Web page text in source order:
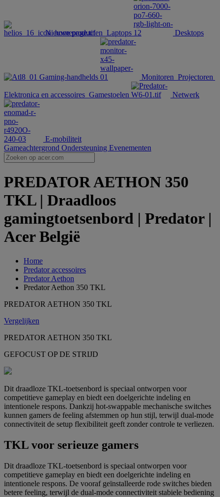
Nieuwe producten Laptops Desktops
Gaming-handhelds Monitoren Projectoren
Elektronica en accessoires Gamestoelen Netwerk
E-mobiliteit
Gameachtergrond Ondersteuning Evenementen
PREDATOR AETHON 350
TKL | Draadloos
gamingtoetsenbord | Predator |
Acer België
Home
Predator accessoires
Predator Aethon
Predator Aethon 350 TKL
PREDATOR AETHON 350 TKL
Vergelijken
PREDATOR AETHON 350 TKL
GEFOCUST OP DE STRIJD
Dit draadloze TKL-toetsenbord is speciaal ontworpen voor
competitieve gameplay en biedt een doelgerichte indeling en
intentionele respons. Dankzij hot-swappable mechanische switches
kunnen gamers de feeling afstemmen op hun stijl, terwijl dual-mode
connectiviteit de setup flexibiliteit geeft zonder controle te verliezen.
TKL voor serieuze gamers
Dit draadloze TKL-toetsenbord is speciaal ontworpen voor
competitieve gameplay en biedt een doelgerichte indeling en
intentionele respons. De vooraf geïnstalleerde rode switches bieden
betere feeling, terwijl de dual-mode connectiviteit stabiele bediening